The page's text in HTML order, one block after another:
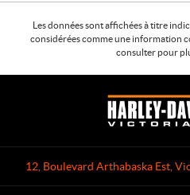
Les données sont affichées à titre
considérées comme une information
consulter pour
t
c
l
y
12, Boulevard Arthabaska Est,